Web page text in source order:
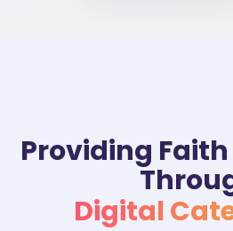
Providing
Digital